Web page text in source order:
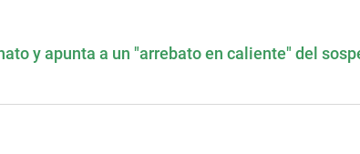
y apunta a un "arrebato en caliente" del